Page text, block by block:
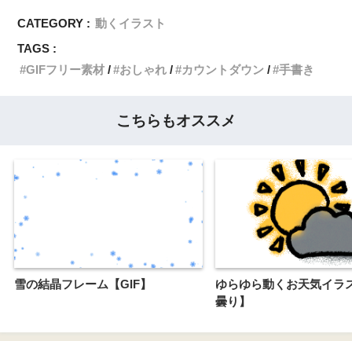
CATEGORY : 動くイラスト
TAGS :
GIFフリー素材
おしゃれ カウントダウン 手書き
こちらもオススメ
雪の結晶フレーム【GIF】
ゆらゆら動くお天気イラ
曇り】